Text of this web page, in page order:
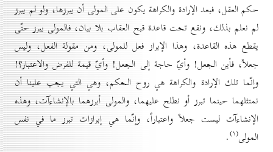
حكم العقل، فبعد الإرادة والكراهة يكون على المولى أن يبرزها، ولو لم يبرز
لم نعلم بذلك، ونقع تحت قاعدة قبح العقاب بلا بيان، فالمولى يبرز حتّى
يقطع هذه القاعدة، وهذا الإبراز فعل للمولى، ومن مقولة الفعل، وليس
جعلاً، فأين الجعل! وأيّ حاجة إلى الجعل! وأيّ قيمة للفرض والاعتبار؟!
وإنّما تلك الإرادة والكراهة هي روح الحكم، وهي التي يجب علينا أن
نمتثلهما حينما تبرز أو نطلح عليهما، والمولى أبرزهما بالإنشاءآت، وهذه
الإنشاءآت ليست جعلاً واعتباراً، وإنّما هي إبرازات تبرز ما في نفس
المولى(۱) .